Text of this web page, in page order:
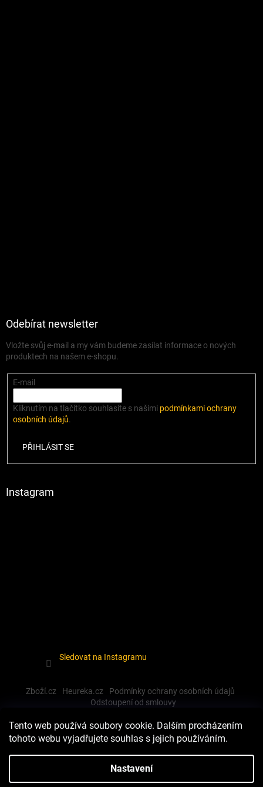
Tento web používá soubory cookie. Dalším procházením
tohoto webu vyjadřujete souhlas s jejich používáním.
Nastavení
Odebírat newsletter
Vložte svůj e-mail a my vám budeme zasílat informace o nových
produktech na našem e-shopu.
E-mail
Kliknutím na tlačítko souhlasíte s našimi podmínkami ochrany
osobních údajů.
PŘIHLÁSIT SE
Instagram
Sledovat na Instagramu
Zboží.cz Heureka.cz
Podmínky ochrany osobních údajů
Odstoupení od smlouvy